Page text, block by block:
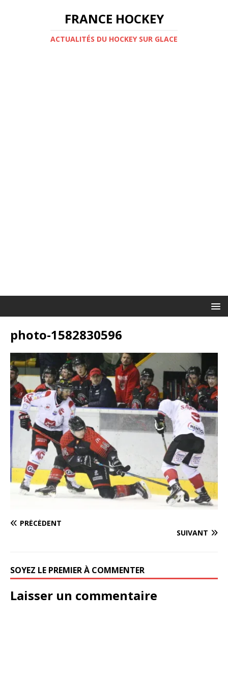
FRANCE HOCKEY
ACTUALITÉS DU HOCKEY SUR GLACE
photo-1582830596
PRÉCÉDENT
SUIVANT
SOYEZ LE PREMIER À COMMENTER
Laisser un commentaire